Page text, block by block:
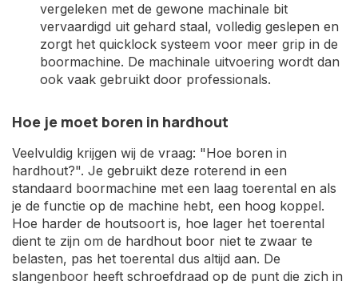
vergeleken met de gewone machinale bit
vervaardigd uit gehard staal, volledig geslepen en
zorgt het quicklock systeem voor meer grip in de
boormachine. De machinale uitvoering wordt dan
ook vaak gebruikt door professionals.
Hoe je moet boren in hardhout
Veelvuldig krijgen wij de vraag: "Hoe boren in
hardhout?". Je gebruikt deze roterend in een
standaard boormachine met een laag toerental en als
je de functie op de machine hebt, een hoog koppel.
Hoe harder de houtsoort is, hoe lager het toerental
dient te zijn om de hardhout boor niet te zwaar te
belasten, pas het toerental dus altijd aan. De
slangenboor heeft schroefdraad op de punt die zich in